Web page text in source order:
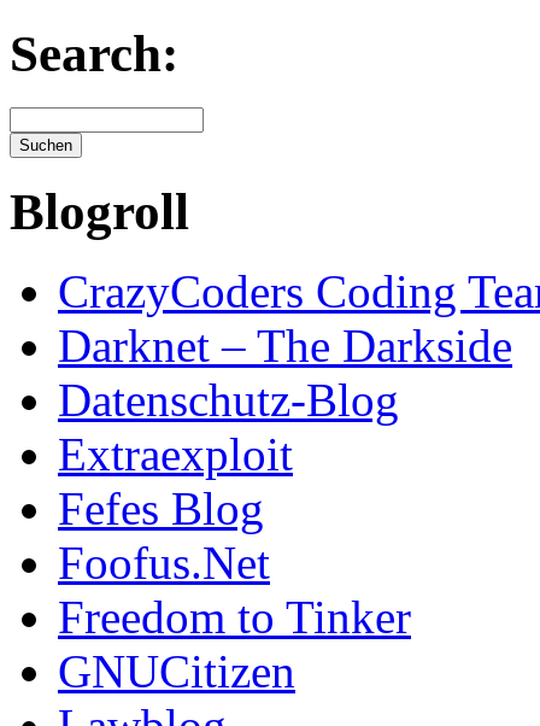
Search:
Blogroll
CrazyCoders Coding
Darknet – The Darkside
Datenschutz-Blog
Extraexploit
Fefes Blog
Foofus.Net
Freedom to Tinker
GNUCitizen